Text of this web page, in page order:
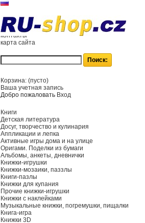
контакты
карта сайта
Корзина: (пусто)
Ваша учетная запись
Добро пожаловать Вход
Книги
Детская литература
Досуг, творчество и кулинария
Аппликации и лепка
Активные игры дома и на улице
Оригами. Поделки из бумаги
Альбомы, анкеты, дневнички
Книжки-игрушки
Книжки-мозаики, паззлы
Книги-пазлы
Книжки для купания
Прочие книжки-игрушки
Книжки с наклейками
Музыкальные книжки, погремушки, пищалки
Книга-игра
Книжки 3D